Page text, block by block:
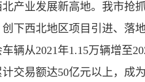
业发展新高地。我市抢抓
下西北地区项目引进、落
辆从2021年1.15万辆增至
交易额达50亿元以上，成